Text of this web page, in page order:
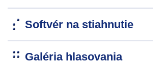
Softvér na stiahnutie
Galéria hlasovania